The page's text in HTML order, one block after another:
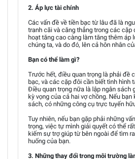
2. Áp lực tài chính
Các vấn đề về tiền bạc từ lâu đã là
tranh cãi và căng thẳng trong các cặp
hoạt tăng cao càng làm tăng thêm áp
chúng ta, và do đó, lên cả hôn nhân
Bạn có thể làm gì?
Trước hết, điều quan trọng là phải đề
bạc, và các cặp đôi cần biết tình hình
Điều quan trọng nữa là lập ngân sách
kỳ vọng của cả hai vợ chồng. Nếu bạn
sách, có những công cụ trực tuyến
Tuy nhiên, nếu bạn gặp phải những
trọng, việc tự mình giải quyết có thể
kiếm sự trợ giúp từ bên ngoài để tìm
huống của bạn.
3. Những thay đổi trong môi trường